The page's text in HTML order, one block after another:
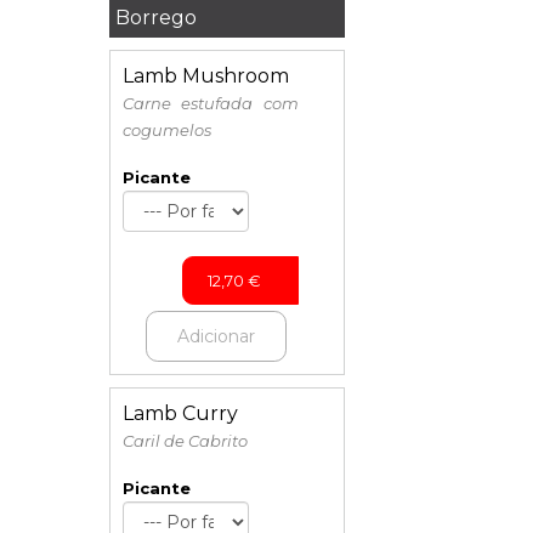
Borrego
Lamb Mushroom
Carne estufada com
cogumelos
Picante
12,70 €
Adicionar
Lamb Curry
Caril de Cabrito
Picante